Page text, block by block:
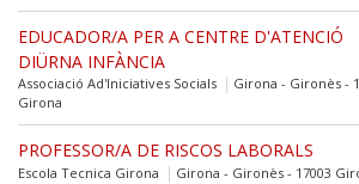
EDUCADOR/A PER A CENTRE D'ATENCIÓ
DIÜRNA INFÀNCIA
Associació Ad'Iniciatives Socials
Girona - Gironès -
Girona
PROFESSOR/A DE RISCOS LABORALS
Escola Tecnica Girona
Girona - Gironès - 17003